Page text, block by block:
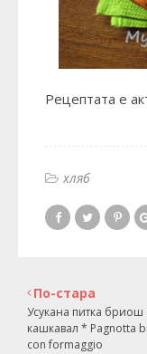
Рецептата е
хляб
По-стара
Усукана питка бриош
кашкавал * Pagnotta
con formaggio